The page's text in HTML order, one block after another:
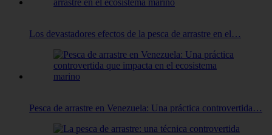
Los devastadores efectos de la pesca de arrastre en el…
Pesca de arrastre en Venezuela: Una práctica controvertida…